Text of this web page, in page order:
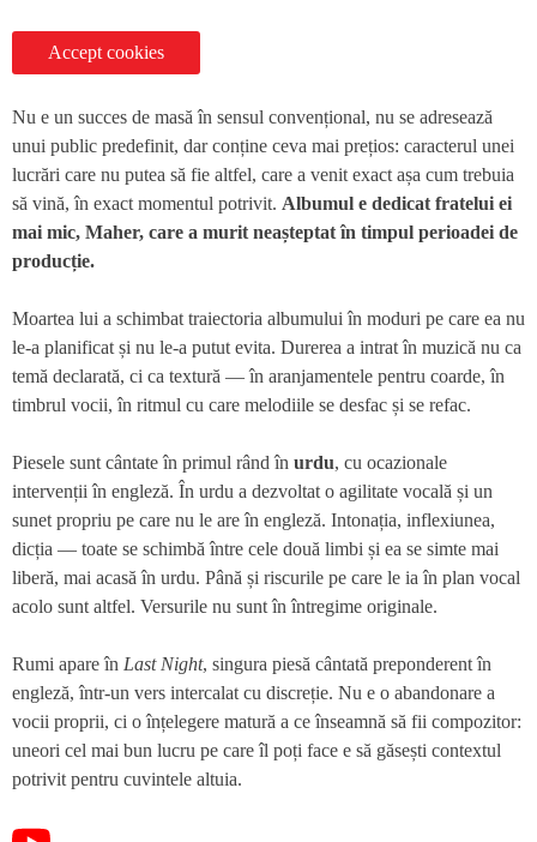
Accept cookies
Nu e un succes de masă în sensul convențional, nu se adresează
unui public predefinit, dar conține ceva mai prețios: caracterul unei
lucrări care nu putea să fie altfel, care a venit exact așa cum trebuia
să vină, în exact momentul potrivit. Albumul e dedicat fratelui ei
mai mic, Maher, care a murit neașteptat în timpul perioadei de
producție.
Moartea lui a schimbat traiectoria albumului în moduri pe care ea nu
le-a planificat și nu le-a putut evita. Durerea a intrat în muzică nu ca
temă declarată, ci ca textură — în aranjamentele pentru coarde, în
timbrul vocii, în ritmul cu care melodiile se desfac și se refac.
Piesele sunt cântate în primul rând în urdu, cu ocazionale
intervenții în engleză. În urdu a dezvoltat o agilitate vocală și un
sunet propriu pe care nu le are în engleză. Intonația, inflexiunea,
dicția — toate se schimbă între cele două limbi și ea se simte mai
liberă, mai acasă în urdu. Până și riscurile pe care le ia în plan vocal
acolo sunt altfel. Versurile nu sunt în întregime originale.
Rumi apare în Last Night, singura piesă cântată preponderent în
engleză, într-un vers intercalat cu discreție. Nu e o abandonare a
vocii proprii, ci o înțelegere matură a ce înseamnă să fii compozitor:
uneori cel mai bun lucru pe care îl poți face e să găsești contextul
potrivit pentru cuvintele altuia.